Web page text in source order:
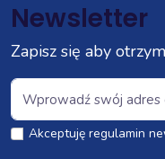
Newsletter
Zapisz się aby
Akceptuję regulamin